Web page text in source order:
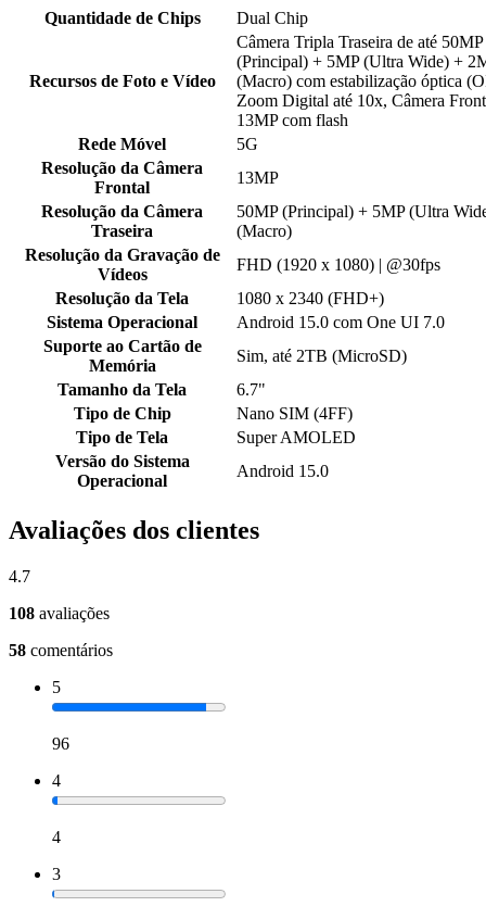
Quantidade de Chips
Dual Chip
Recursos de Foto e Vídeo
Câmera Tripla Traseira de até 50MP
(Principal) + 5MP (Ultra Wide) +
(Macro) com estabilização óptica
Zoom Digital até 10x, Câmera
13MP com flash
Rede Móvel
5G
Resolução da Câmera
Frontal
13MP
Resolução da Câmera
Traseira
50MP (Principal) + 5MP (Ultra
(Macro)
Resolução da Gravação de
Vídeos
FHD (1920 x 1080) | @30fps
Resolução da Tela
1080 x 2340 (FHD+)
Sistema Operacional
Android 15.0 com One UI 7.0
Suporte ao Cartão de
Memória
Sim, até 2TB (MicroSD)
Tamanho da Tela
6.7"
Tipo de Chip
Nano SIM (4FF)
Tipo de Tela
Super AMOLED
Versão do Sistema
Operacional
Android 15.0
Avaliações dos clientes
4.7
108 avaliações
58 comentários
5
96
4
4
3